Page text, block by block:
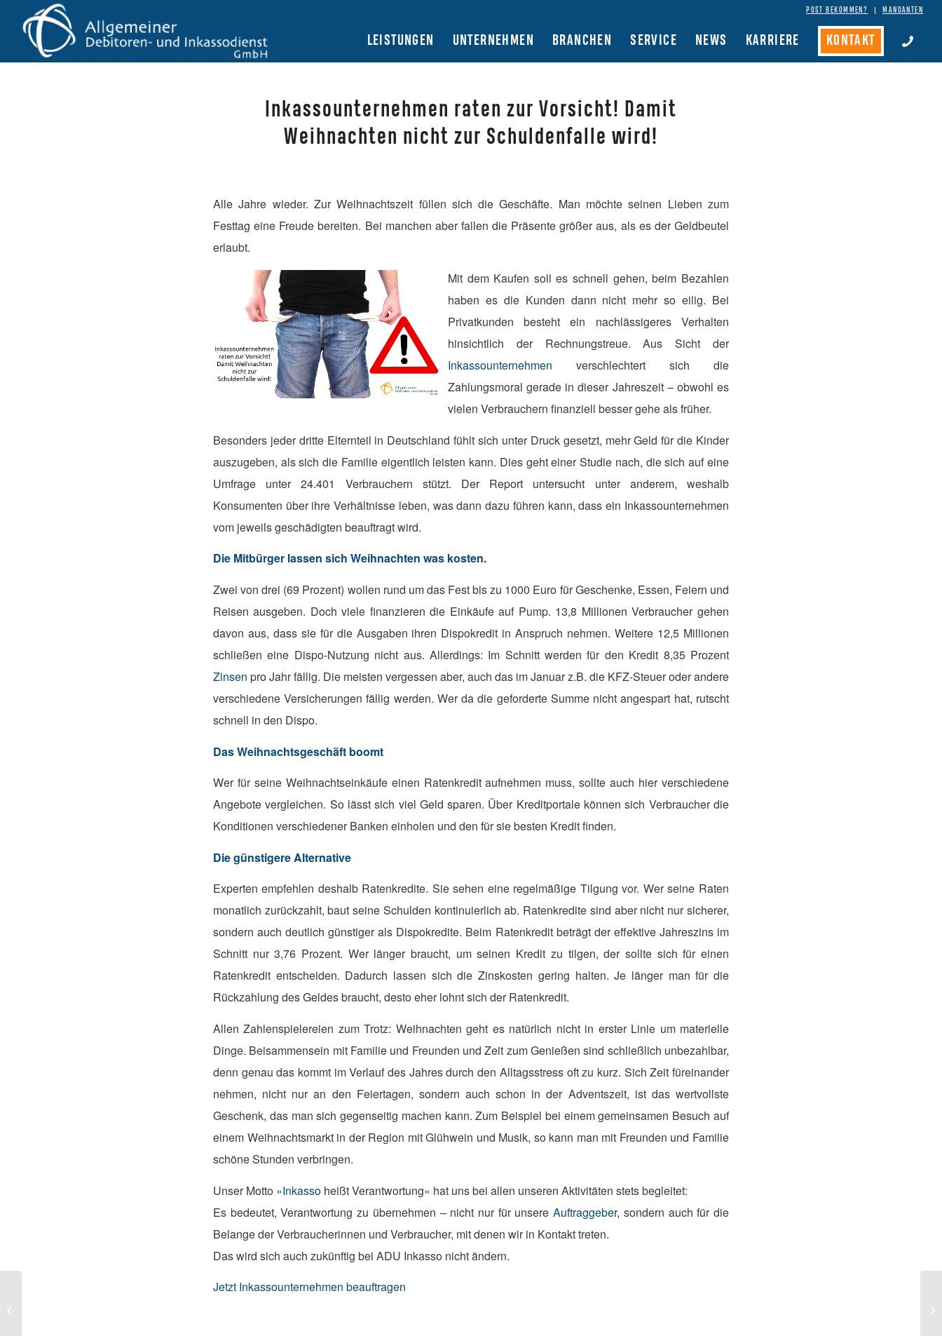
POST BEKOMMEN? MANDANTEN
LEISTUNGEN UNTERNEHMEN BRANCHEN SERVICE NEWS KARRIERE KONTAKT
Inkassounternehmen raten zur Vorsicht! Damit
Weihnachten nicht zur Schuldenfalle wird!
Alle Jahre wieder. Zur Weihnachtszeit füllen sich die Geschäfte. Man möchte seinen Lieben zum
Festtag eine Freude bereiten. Bei manchen aber fallen die Präsente größer aus, als es der Geldbeutel
erlaubt.
Mit dem Kaufen soll es schnell gehen, beim Bezahlen
haben es die Kunden dann nicht mehr so eilig. Bei
Privatkunden besteht ein nachlässigeres Verhalten
hinsichtlich der Rechnungstreue. Aus Sicht der
Inkassounternehmen verschlechtert sich die
Zahlungsmoral gerade in dieser Jahreszeit – obwohl es
vielen Verbrauchern finanziell besser gehe als früher.
Besonders jeder dritte Elternteil in Deutschland fühlt sich unter Druck gesetzt, mehr Geld für die Kinder
auszugeben, als sich die Familie eigentlich leisten kann. Dies geht einer Studie nach, die sich auf eine
Umfrage unter 24.401 Verbrauchern stützt. Der Report untersucht unter anderem, weshalb
Konsumenten über ihre Verhältnisse leben, was dann dazu führen kann, dass ein Inkassounternehmen
vom jeweils geschädigten beauftragt wird.
Die Mitbürger lassen sich Weihnachten was kosten.
Zwei von drei (69 Prozent) wollen rund um das Fest bis zu 1000 Euro für Geschenke, Essen, Feiern und
Reisen ausgeben. Doch viele finanzieren die Einkäufe auf Pump. 13,8 Millionen Verbraucher gehen
davon aus, dass sie für die Ausgaben ihren Dispokredit in Anspruch nehmen. Weitere 12,5 Millionen
schließen eine Dispo-Nutzung nicht aus. Allerdings: Im Schnitt werden für den Kredit 8,35 Prozent
Zinsen pro Jahr fällig. Die meisten vergessen aber, auch das im Januar z.B. die KFZ-Steuer oder andere
verschiedene Versicherungen fällig werden. Wer da die geforderte Summe nicht angespart hat, rutscht
schnell in den Dispo.
Das Weihnachtsgeschäft boomt
Wer für seine Weihnachtseinkäufe einen Ratenkredit aufnehmen muss, sollte auch hier verschiedene
Angebote vergleichen. So lässt sich viel Geld sparen. Über Kreditportale können sich Verbraucher die
Konditionen verschiedener Banken einholen und den für sie besten Kredit finden.
Die günstigere Alternative
Experten empfehlen deshalb Ratenkredite. Sie sehen eine regelmäßige Tilgung vor. Wer seine Raten
monatlich zurückzahlt, baut seine Schulden kontinuierlich ab. Ratenkredite sind aber nicht nur sicherer,
sondern auch deutlich günstiger als Dispokredite. Beim Ratenkredit beträgt der effektive Jahreszins im
Schnitt nur 3,76 Prozent. Wer länger braucht, um seinen Kredit zu tilgen, der sollte sich für einen
Ratenkredit entscheiden. Dadurch lassen sich die Zinskosten gering halten. Je länger man für die
Rückzahlung des Geldes braucht, desto eher lohnt sich der Ratenkredit.
Allen Zahlenspielereien zum Trotz: Weihnachten geht es natürlich nicht in erster Linie um materielle
Dinge. Beisammensein mit Familie und Freunden und Zeit zum Genießen sind schließlich unbezahlbar,
denn genau das kommt im Verlauf des Jahres durch den Alltagsstress oft zu kurz. Sich Zeit füreinander
nehmen, nicht nur an den Feiertagen, sondern auch schon in der Adventszeit, ist das wertvollste
Geschenk, das man sich gegenseitig machen kann. Zum Beispiel bei einem gemeinsamen Besuch auf
einem Weihnachtsmarkt in der Region mit Glühwein und Musik, so kann man mit Freunden und Familie
schöne Stunden verbringen.
Unser Motto »Inkassoheißt Verantwortung« hat uns bei allen unseren Aktivitäten stets begleitet:
Es bedeutet, Verantwortung zu übernehmen – nicht nur für unsereAuftraggeber, sondern auch für die
Belange der Verbraucherinnen und Verbraucher, mit denen wir in Kontakt treten.
Das wird sich auch zukünftig bei ADU Inkasso nicht ändern.
Jetzt Inkassounternehmen beauftragen